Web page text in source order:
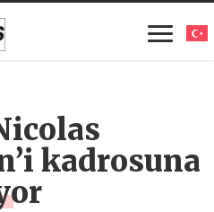
kadrosuna